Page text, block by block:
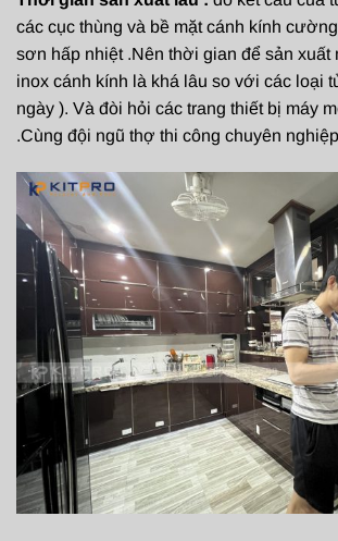
các cục thùng và bề mặt cánh kính
sơn hấp nhiệt .Nên thời gian để sản xuất
inox cánh kính là khá lâu so với các loại
ngày ). Và đòi hỏi các trang thiết bị máy
.Cùng đội ngũ thợ thi công chuyên